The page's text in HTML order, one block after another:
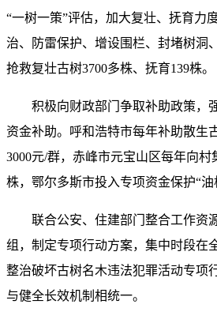
“一树一策”评估，加大复壮、抚育力
治、防雷保护、增设围栏、封堵树洞
抢救复壮古树3700多株、抚育139株。
积极向财政部门争取补助政策，
资金补助。呼和浩特市每年补助散生
3000元/群，赤峰市元宝山区每年向村
株，鄂尔多斯市投入专项资金保护“油
联合公安、住建部门整合工作资
组，制定专项行动方案，集中时段在
整治破坏古树名木违法犯罪活动专项
与健全长效机制相统一。